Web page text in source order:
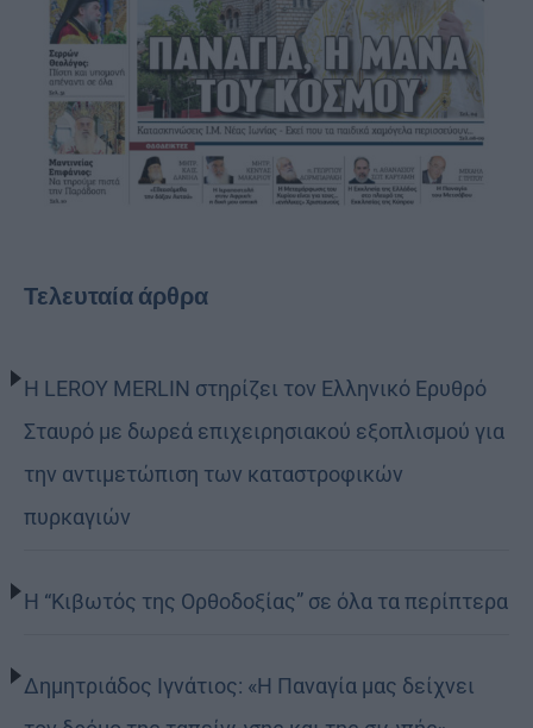
Τελευταία άρθρα
Η LEROY MERLIN στηρίζει τον Ελληνικό Ερυθρό
Σταυρό με δωρεά επιχειρησιακού εξοπλισμού για
την αντιμετώπιση των καταστροφικών
πυρκαγιών
Η “Κιβωτός της Ορθοδοξίας” σε όλα τα περίπτερα
Δημητριάδος Ιγνάτιος: «Η Παναγία μας δείχνει